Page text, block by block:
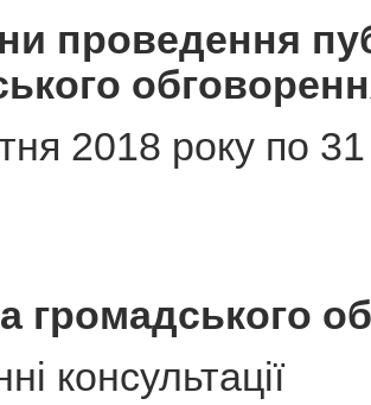
проведення
2018 року по
громадського
консультації